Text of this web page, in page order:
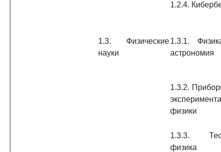
1.2.4.
1.3. Физические
науки
1.3.1.
астрономия
1.3.2.
физики
1.3.3.
физика